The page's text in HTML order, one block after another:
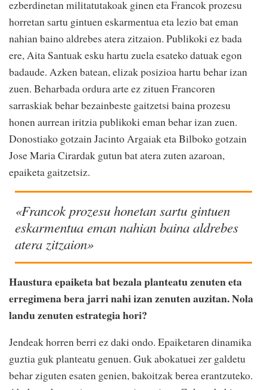
ezberdinetan militatutakoak ginen eta Francok prozesu
horretan sartu gintuen eskarmentua eta lezio bat eman
nahian baino aldrebes atera zitzaion. Publikoki ez bada
ere, Aita Santuak esku hartu zuela esateko datuak egon
badaude. Azken batean, elizak posizioa hartu behar izan
zuen. Beharbada ordura arte ez zituen Francoren
sarraskiak behar bezainbeste gaitzetsi baina prozesu
honen aurrean iritzia publikoki eman behar izan zuen.
Donostiako gotzain Jacinto Argaiak eta Bilboko gotzain
Jose Maria Cirardak gutun bat atera zuten azaroan,
epaiketa gaitzetsiz.
«Francok prozesu honetan sartu gintuen
eskarmentua eman nahian baina aldrebes
atera zitzaion»
Haustura epaiketa bat bezala planteatu zenuten eta
erregimena bera jarri nahi izan zenuten auzitan. Nola
landu zenuten estrategia hori?
Jendeak horren berri ez daki ondo. Epaiketaren dinamika
guztia guk planteatu genuen. Guk abokatuei zer galdetu
behar ziguten esaten genien, bakoitzak berea erantzuteko.